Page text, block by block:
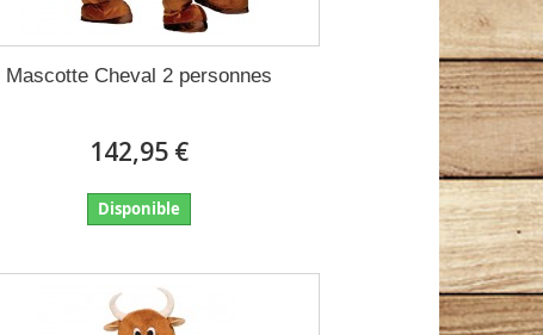
Mascotte Cheval 2 personnes
142,95 €
Disponible